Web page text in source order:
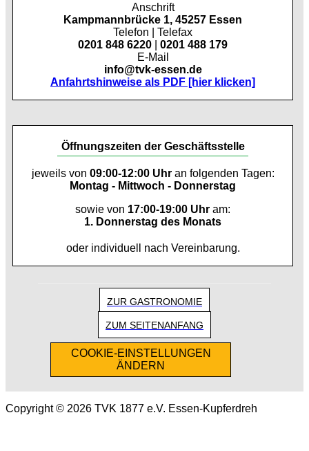
Anschrift
Kampmannbrücke 1, 45257 Essen
Telefon | Telefax
0201 848 6220
0201 488 179
E-Mail
info@tvk-essen.de
Anfahrtshinweise als PDF [hier klicken]
Öffnungszeiten der Geschäftsstelle
jeweils von 09:00-12:00 Uhran folgenden Tagen:
Montag - Mittwoch - Donnerstag
sowie von 17:00-19:00 Uhr am:
1. Donnerstag des Monats
oder individuell nach Vereinbarung.
ZUR GASTRONOMIE
ZUM SEITENANFANG
COOKIE-EINSTELLUNGEN
ÄNDERN
Copyright © 2026 TVK 1877 e.V. Essen-Kupferdreh